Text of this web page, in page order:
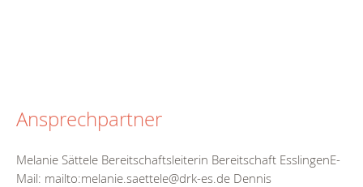
Ansprechpartner
Melanie Sättele Bereitschaftsleiterin Bereitschaft EsslingenE-
Mail: mailto:melanie.saettele@drk-es.de Dennis